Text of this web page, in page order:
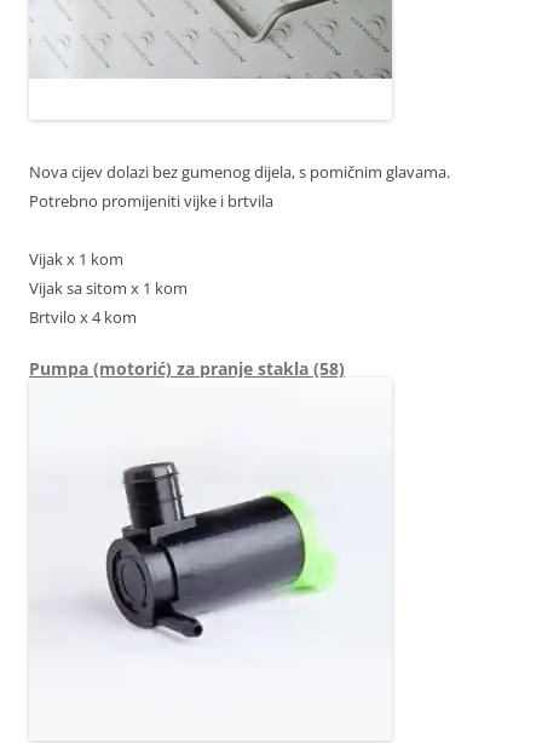
Nova cijev dolazi bez gumenog dijela, s pomičnim glavama.
Potrebno promijeniti vijke i brtvila
Vijak x 1 kom
Vijak sa sitom x 1 kom
Brtvilo x 4 kom
Pumpa (motorić) za pranje stakla (58)